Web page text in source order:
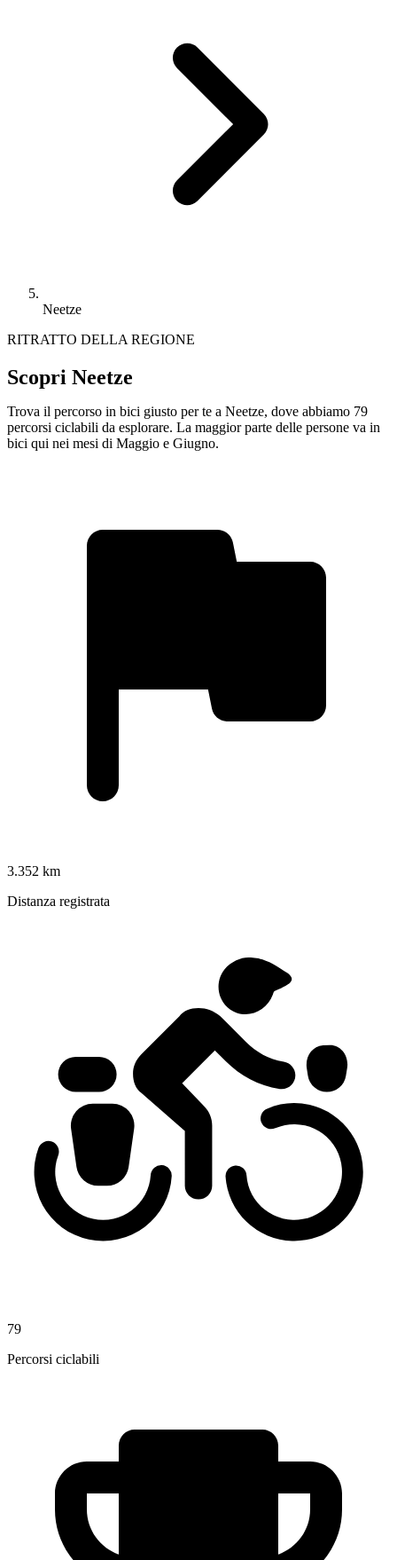
Neetze
RITRATTO DELLA REGIONE
Scopri Neetze
Trova il percorso in bici giusto per te a Neetze, dove abbiamo 79
percorsi ciclabili da esplorare. La maggior parte delle persone va in
bici qui nei mesi di Maggio e Giugno.
3.352 km
Distanza registrata
79
Percorsi ciclabili